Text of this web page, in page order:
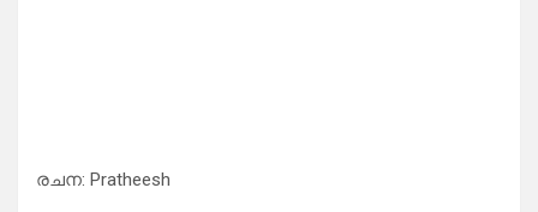
രചന: Pratheesh